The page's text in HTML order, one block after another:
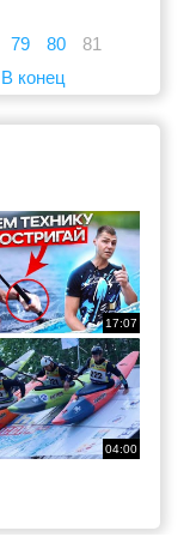
79 80
81
В конец
17:07
04:00